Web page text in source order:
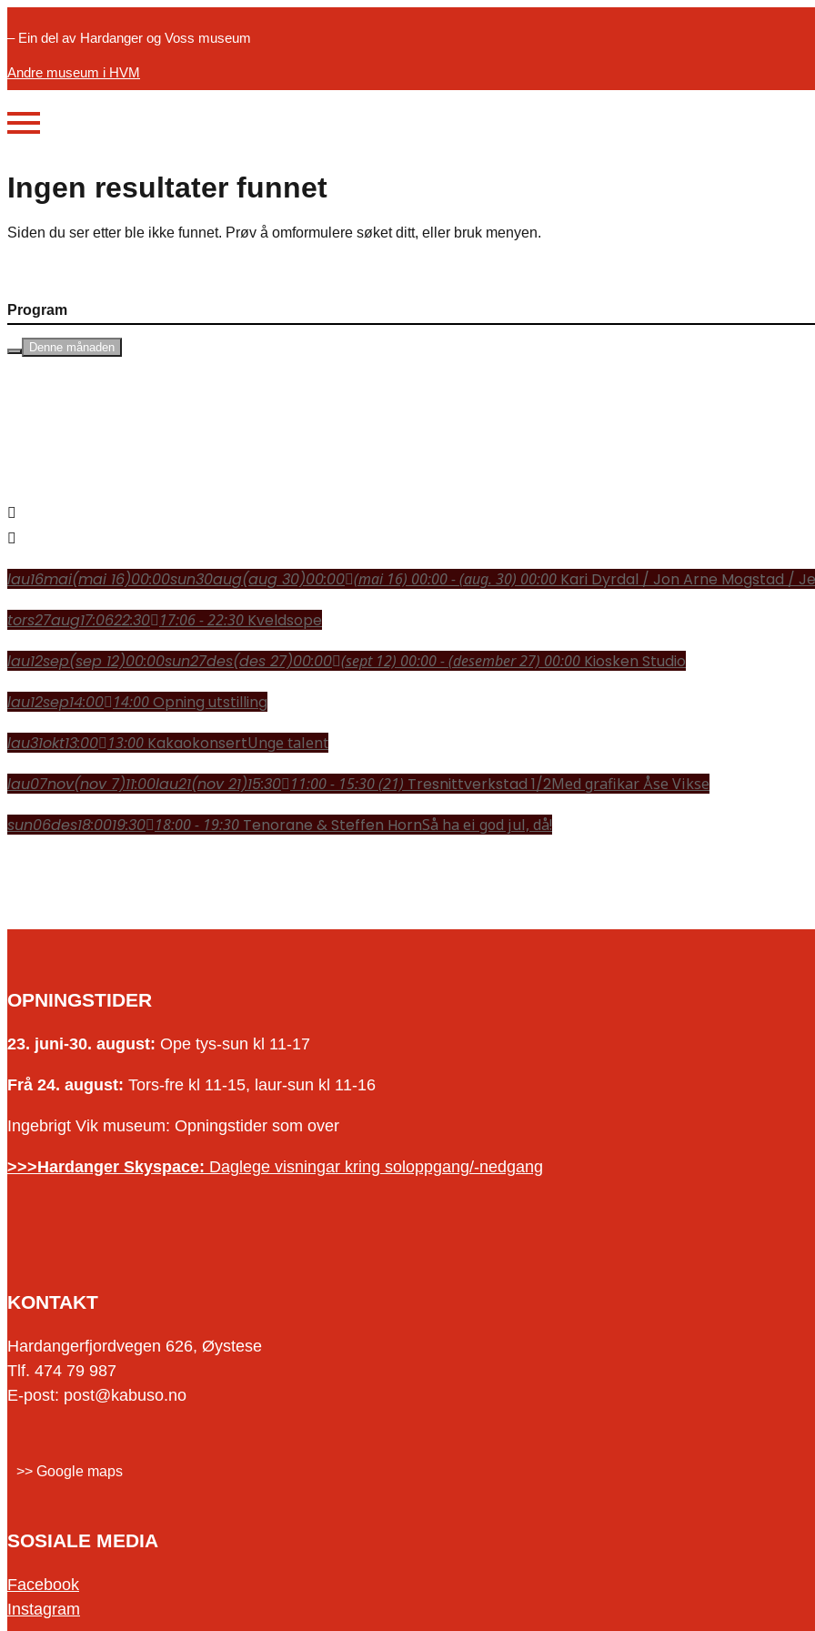
– Ein del av Hardanger og Voss museum
Andre museum i HVM
Ingen resultater funnet
Siden du ser etter ble ikke funnet. Prøv å omformulere søket ditt, eller bruk menyen.
Program
Denne månaden
lau16mai(mai 16)00:00sun30aug(aug 30)00:00 (mai 16) 00:00 - (aug. 30) 00:00 Kari Dyrdal / Jon Arne Mogstad /
tors27aug17:0622:30 17:06 - 22:30 Kveldsope
lau12sep(sep 12)00:00sun27des(des 27)00:00 (sept 12) 00:00 - (desember 27) 00:00 Kiosken Studio
lau12sep14:00 14:00Opning utstilling
lau31okt13:00 13:00 KakaokonsertUnge talent
lau07nov(nov 7)11:00lau21(nov 21)15:30 11:00 - 15:30(21) Tresnittverkstad 1/2Med grafikar Åse Vikse
sun06des18:0019:30 18:00 - 19:30 Tenorane & Steffen HornSå ha ei god jul, då!
OPNINGSTIDER
23. juni-30. august: Ope tys-sun kl 11-17
Frå 24. august: Tors-fre kl 11-15, laur-sun kl 11-16
Ingebrigt Vik museum: Opningstider som over
>>>Hardanger Skyspace: Daglege visningar kring soloppgang/-nedgang
KONTAKT
Hardangerfjordvegen 626, Øystese
Tlf. 474 79 987
E-post: post@kabuso.no
>> Google maps
SOSIALE MEDIA
Facebook
Instagram